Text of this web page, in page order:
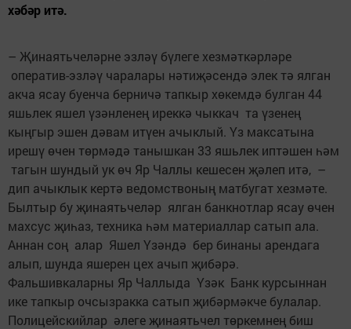
хәбәр итә.
– Җинаятьчеләрне эзләү бүлеге хезмәткәрләре
оператив-эзләү чаралары нәтиҗәсендә элек тә ялган
акча ясау буенча берничә тапкыр хөкемдә булган 44
яшьлек яшел үзәнленең иреккә чыккач та үзенең
кыңгыр эшен дәвам итүен ачык­лый. Үз максатына
ирешү өчен төрмәдә танышкан 33 яшьлек иптәшен һәм
тагын шундый ук өч Яр Чаллы кешесен җәлеп итә, –
дип ачыклык кертә ведомствоның матбугат хезмәте.
Былтыр бу җинаятьчеләр ялган банкнотлар ясау өчен
махсус җиһаз, техника һәм материаллар сатып ала.
Аннан соң алар Яшел Үзәндә бер бинаны арендага
алып, шунда яшерен цех ачып җибәрә.
Фальшивкаларны Яр Чаллыда Үзәк Банк курсыннан
ике тапкыр очсызракка сатып җибәрмәкче булалар.
Полицейскийлар әлеге җинаятьчел төркемнең биш